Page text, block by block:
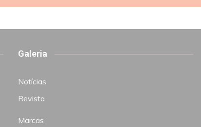
Galeria
Notícias
Revista
Marcas